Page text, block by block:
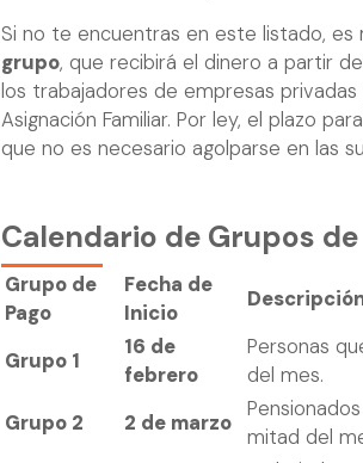
Si no te encuentras en este listado,
grupo, que recibirá el dinero a partir del
los trabajadores de empresas
Asignación Familiar. Por ley, el plazo
que no es necesario agolparse en las
Calendario de Grupos de
Grupo de
Pago
Fecha de
Inicio
Grupo 1
16 de
febrero
Personas
del mes.
Grupo 2
2 de marzo
mitad del